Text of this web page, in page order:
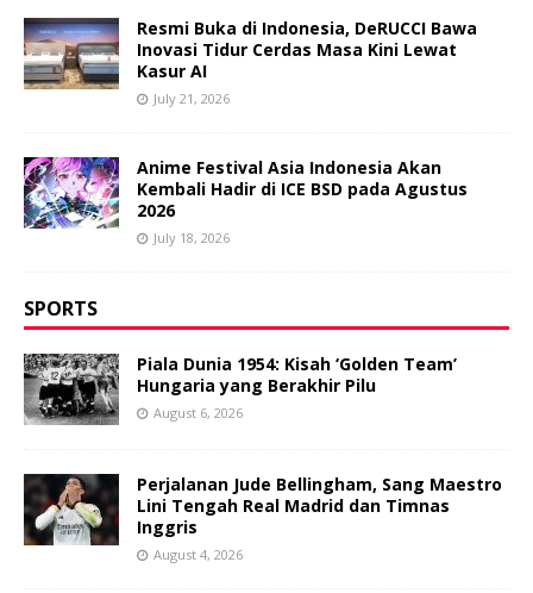
Resmi Buka di Indonesia, DeRUCCI Bawa
Inovasi Tidur Cerdas Masa Kini Lewat
Kasur AI
July 21, 2026
Anime Festival Asia Indonesia Akan
Kembali Hadir di ICE BSD pada Agustus
2026
July 18, 2026
SPORTS
Piala Dunia 1954: Kisah ‘Golden Team’
Hungaria yang Berakhir Pilu
August 6, 2026
Perjalanan Jude Bellingham, Sang Maestro
Lini Tengah Real Madrid dan Timnas
Inggris
August 4, 2026